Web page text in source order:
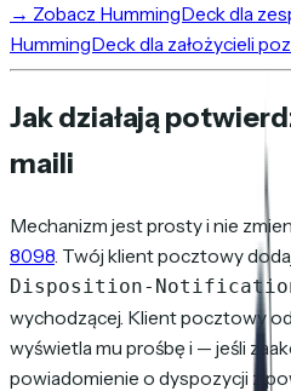
→ Zobacz HummingDeck dla
HummingDeck dla założycieli
Jak działają
maili
Mechanizm jest prosty i nie
8098 . Twój klient pocztowy
Disposition-
wychodzącej. Klient pocztowy
wyświetla mu prośbę i — jeśli
powiadomienie o dyspozycji z